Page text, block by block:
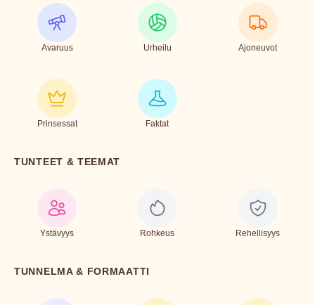
Avaruus Urheilu Ajoneuvot
Prinsessat Faktat
TUNTEET & TEEMAT
Ystävyys Rohkeus Rehellisyys
TUNNELMA & FORMAATTI